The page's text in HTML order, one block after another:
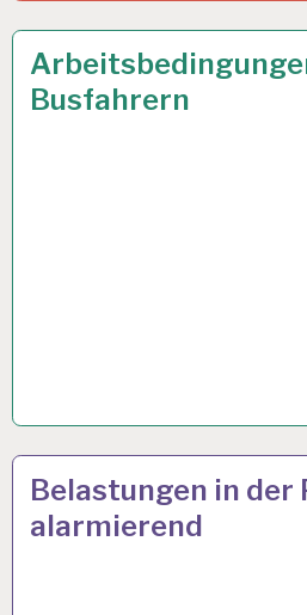
ARBEIT
UND
GESUNDHEIT…
Busfahrern
16 JAN. 2025
12-
STUNDEN-
ARBEITSTAG…
Belastungen in der
alarmierend
11 NOV. 2024